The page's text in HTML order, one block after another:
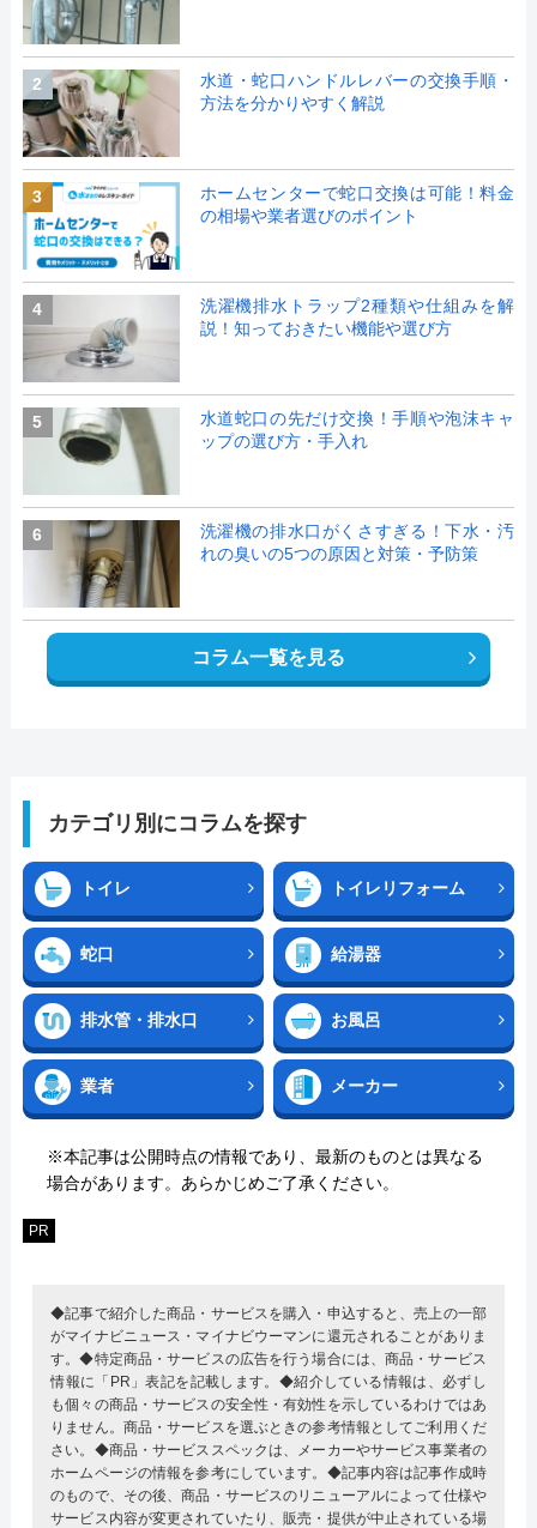
2
水道・蛇口ハンドルレバーの交換手順・
方法を分かりやすく解説
3
ホームセンターで蛇口交換は可能！料金
の相場や業者選びのポイント
4
洗濯機排水トラップ2種類や仕組みを解
説！知っておきたい機能や選び方
5
水道蛇口の先だけ交換！手順や泡沫キャ
ップの選び方・手入れ
6
洗濯機の排水口がくさすぎる！下水・汚
れの臭いの5つの原因と対策・予防策
コラム一覧を見る
カテゴリ別にコラムを探す
トイレ トイレリフォーム
蛇口 給湯器
排水管・排水口 お風呂
業者 メーカー
※本記事は公開時点の情報であり、最新のものとは異なる
場合があります。あらかじめご了承ください。
PR
◆記事で紹介した商品・サービスを購入・申込すると、売上の一部
がマイナビニュース・マイナビウーマンに還元されることがありま
す。◆特定商品・サービスの広告を行う場合には、商品・サービス
情報に「PR」表記を記載します。◆紹介している情報は、必ずし
も個々の商品・サービスの安全性・有効性を示しているわけではあ
りません。商品・サービスを選ぶときの参考情報としてご利用くだ
さい。◆商品・サービススペックは、メーカーやサービス事業者の
ホームページの情報を参考にしています。◆記事内容は記事作成時
のもので、その後、商品・サービスのリニューアルによって仕様や
サービス内容が変更されていたり、販売・提供が中止されている場